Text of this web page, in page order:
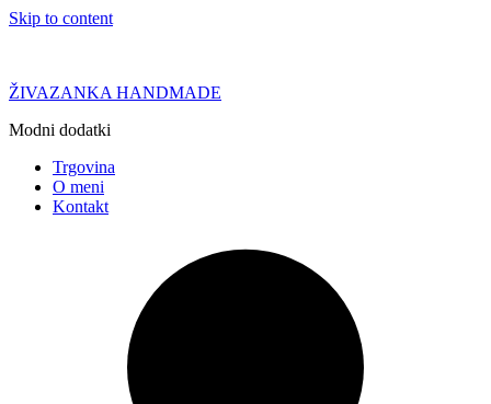
Skip to content
ŽIVAZANKA HANDMADE
Modni dodatki
Trgovina
O meni
Kontakt